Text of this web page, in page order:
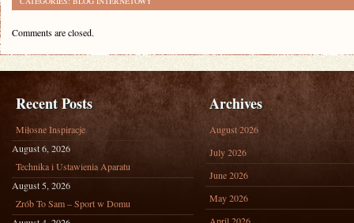
Comments are closed.
Recent Posts
Miłosne Inspiracje
August 6, 2026
Technika i Ustawienia Aparatu
August 5, 2026
Zrób To Sam – Sport w Domu
Archives
August 2026
July 2026
June 2026
May 2026